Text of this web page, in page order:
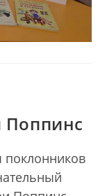
поклонников